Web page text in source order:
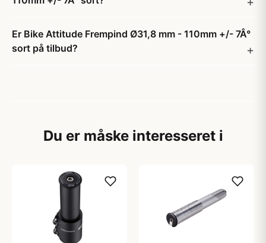
Er Bike Attitude Frempind Ø31,8 mm - 110mm +/- 7Â°
sort på tilbud?
Du er måske interesseret i